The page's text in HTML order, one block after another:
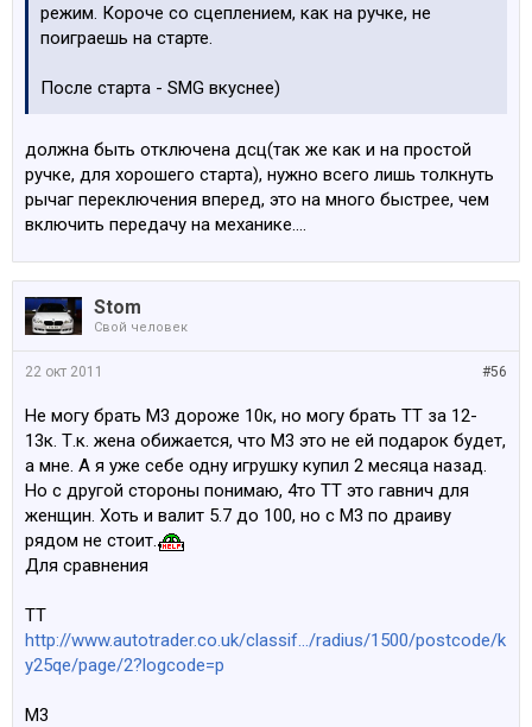
режим. Короче со сцеплением, как на ручке, не
поиграешь на старте.
После старта - SMG вкуснее)
должна быть отключена дсц(так же как и на простой
ручке, для хорошего старта), нужно всего лишь толкнуть
рычаг переключения вперед, это на много быстрее, чем
включить передачу на механике....
Stom
Свой человек
#56
22 окт 2011
Не могу брать М3 дороже 10к, но могу брать ТТ за 12-
13к. Т.к. жена обижается, что М3 это не ей подарок будет,
а мне. А я уже себе одну игрушку купил 2 месяца назад.
Но с другой стороны понимаю, 4то ТТ это гавнич для
женщин. Хоть и валит 5.7 до 100, но с М3 по драиву
рядом не стоит.
Для сравнения
ТТ
http://www.autotrader.co.uk/classif.../radius/1500/postcode/k
y25qe/page/2?logcode=p
М3